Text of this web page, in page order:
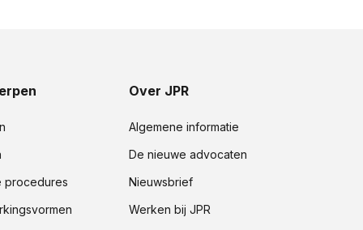
procedures
Over JPR
Algemene informatie
De nieuwe advocaten
Nieuwsbrief
Werken bij JPR